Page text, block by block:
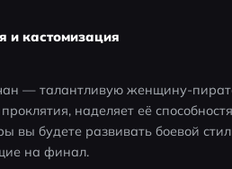
и кастомизация
— талантливую женщину-
наделяет её
вы будете развивать боевой
на финал.